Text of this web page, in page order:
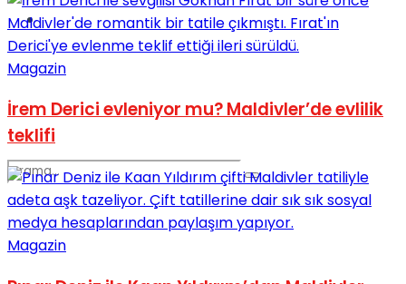
Podcast
Magazin
İrem Derici evleniyor mu? Maldivler’de evlilik
teklifi
Magazin